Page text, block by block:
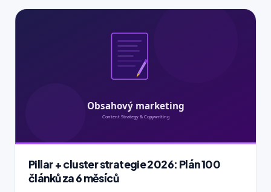
Pillar + cluster strategie 2026: Plán 100
článků za 6 měsíců